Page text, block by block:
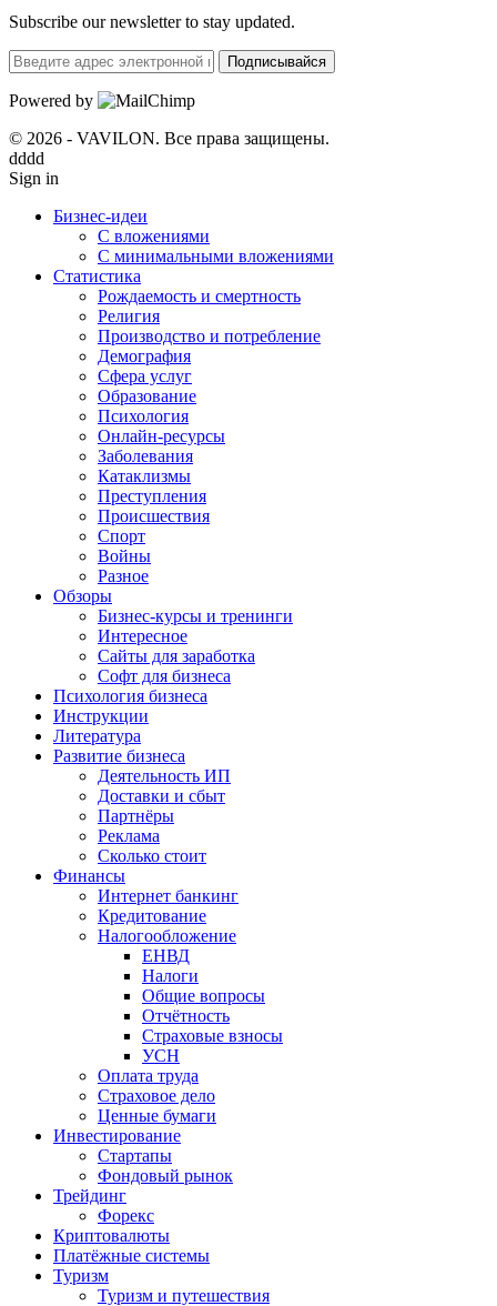
Subscribe our newsletter to stay updated.
Подписывайся
Powered by
© 2026 - VAVILON. Все права защищены.
dddd
Sign in
Бизнес-идеи
С вложениями
С минимальными вложениями
Статистика
Рождаемость и смертность
Религия
Производство и потребление
Демография
Сфера услуг
Образование
Психология
Онлайн-ресурсы
Заболевания
Катаклизмы
Преступления
Происшествия
Спорт
Войны
Разное
Обзоры
Бизнес-курсы и тренинги
Интересное
Сайты для заработка
Софт для бизнеса
Психология бизнеса
Инструкции
Литература
Развитие бизнеса
Деятельность ИП
Доставки и сбыт
Партнёры
Реклама
Сколько стоит
Финансы
Интернет банкинг
Кредитование
Налогообложение
ЕНВД
Налоги
Общие вопросы
Отчётность
Страховые взносы
УСН
Оплата труда
Страховое дело
Ценные бумаги
Инвестирование
Стартапы
Фондовый рынок
Трейдинг
Форекс
Криптовалюты
Платёжные системы
Туризм
Туризм и путешествия